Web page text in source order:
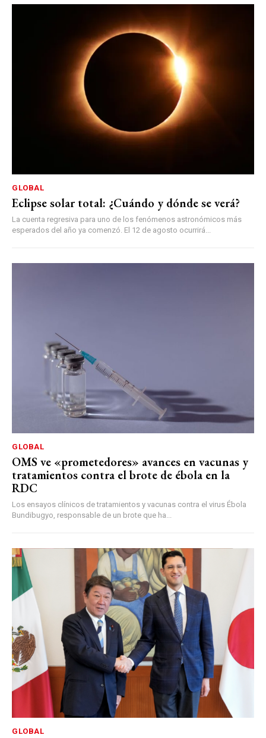
GLOBAL
Eclipse solar total: ¿Cuándo y dónde se verá?
La cuenta regresiva para uno de los fenómenos astronómicos más
esperados del año ya comenzó. El 12 de agosto ocurrirá...
GLOBAL
OMS ve «prometedores» avances en vacunas y
tratamientos contra el brote de ébola en la
RDC
Los ensayos clínicos de tratamientos y vacunas contra el virus Ébola
Bundibugyo, responsable de un brote que ha...
GLOBAL